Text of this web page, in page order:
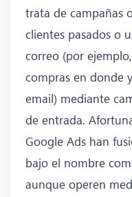
trata de campañas
clientes pasados o
correo (por
compras en donde
email) mediante
de entrada.
Google Ads han
bajo el nombre
aunque operen